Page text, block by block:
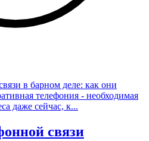
связи